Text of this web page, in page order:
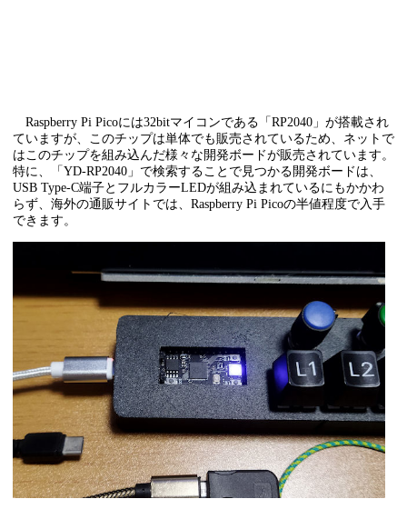
Raspberry Pi Picoには32bitマイコンである「RP2040」が搭載され
ていますが、このチップは単体でも販売されているため、ネットで
はこのチップを組み込んだ様々な開発ボードが販売されています。
特に、「YD-RP2040」で検索することで見つかる開発ボードは、
USB Type-C端子とフルカラーLEDが組み込まれているにもかかわ
らず、海外の通販サイトでは、Raspberry Pi Picoの半値程度で入手
できます。